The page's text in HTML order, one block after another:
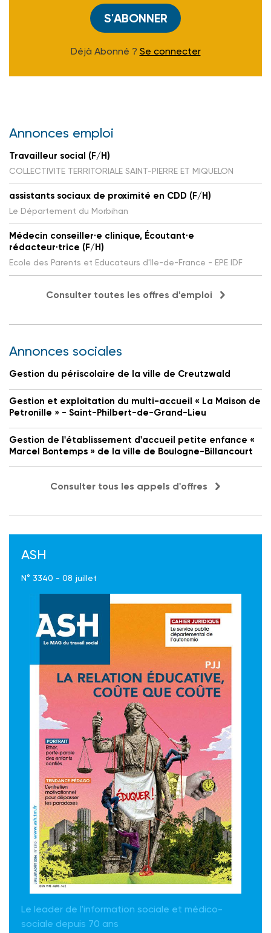
S'ABONNER
Déjà Abonné ? Se connecter
Annonces emploi
Travailleur social (F/H)
COLLECTIVITE TERRITORIALE SAINT-PIERRE ET MIQUELON
assistants sociaux de proximité en CDD (F/H)
Le Département du Morbihan
Médecin conseiller·e clinique, Écoutant·e
rédacteur·trice (F/H)
Ecole des Parents et Educateurs d'Ile-de-France - EPE IDF
Consulter toutes les offres d'emploi
Annonces sociales
Gestion du périscolaire de la ville de Creutzwald
Gestion et exploitation du multi-accueil « La Maison de
Petronille » - Saint-Philbert-de-Grand-Lieu
Gestion de l'établissement d'accueil petite enfance «
Marcel Bontemps » de la ville de Boulogne-Billancourt
Consulter tous les appels d'offres
ASH
N° 3340 - 08 juillet
Le leader de l'information sociale et médico-
sociale depuis 70 ans